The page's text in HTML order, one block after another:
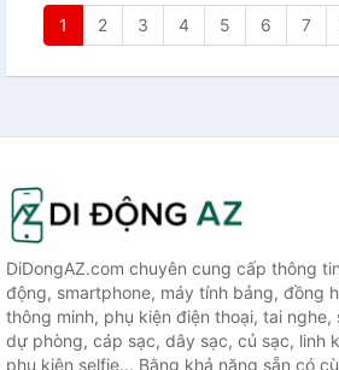
1 2 3 4 5 6 7
DiDongAZ.com chuyên cung cấp thông
động, smartphone, máy tính bảng, đồng
thông minh, phụ kiện điện thoại, tai
dự phòng, cáp sạc, dây sạc, củ sạc, linh
phụ kiện selfie... Bằng khả năng sẵn có